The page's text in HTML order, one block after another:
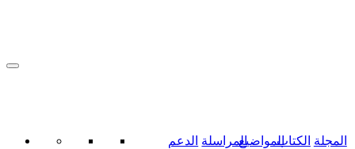
الدعم المراسلةالمواضيعالكتاب المجلة